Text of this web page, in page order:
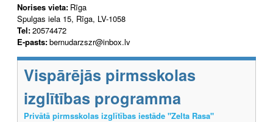
Norises vieta: Rīga
Spulgas iela 15, Rīga, LV-1058
Tel:20574472
E-pasts:bernudarzszr@inbox.lv
Vispārējās pirmsskolas
izglītības programma
Privātā pirmsskolas izglītības iestāde "Zelta Rasa"